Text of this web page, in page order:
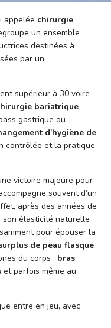
appelée chirurgie
un ensemble
destinées à
par un
supérieur à 30 voire
bariatrique
gastrique ou
d’hygiène de
contrôlée et la pratique
victoire majeure pour
souvent d’un
après des années de
son élasticité naturelle
pour épouser la
de peau flasque
du corps : bras,
et parfois même au
entre en jeu, avec